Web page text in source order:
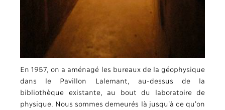
En 1957, on a aménagé les bureaux de la géophysique
dans le Pavillon Lalemant, au-dessus de la
bibliothèque existante, au bout du laboratoire de
physique. Nous sommes demeurés là jusqu’à ce qu’on